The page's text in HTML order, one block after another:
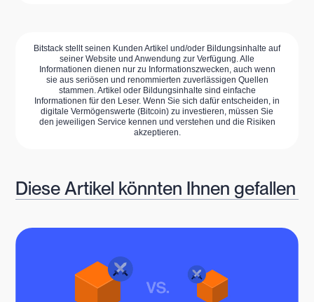
Bitstack stellt seinen Kunden Artikel und/oder Bildungsinhalte auf
seiner Website und Anwendung zur Verfügung. Alle
Informationen dienen nur zu Informationszwecken, auch wenn
sie aus seriösen und renommierten zuverlässigen Quellen
stammen. Artikel oder Bildungsinhalte sind einfache
Informationen für den Leser. Wenn Sie sich dafür entscheiden, in
digitale Vermögenswerte (Bitcoin) zu investieren, müssen Sie
den jeweiligen Service kennen und verstehen und die Risiken
akzeptieren.
Diese Artikel könnten Ihnen gefallen